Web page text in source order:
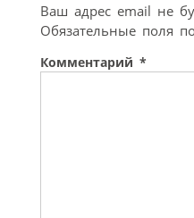
Ваш адрес email не
Обязательные поля
Комментарий *